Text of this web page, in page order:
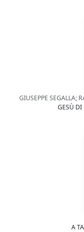
GIUSEPPE SEGALLA;
GESÙ DI
A